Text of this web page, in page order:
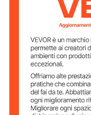
principale
Peso netto
Dimensioni della
testa della
macchina per il
ghiaccio